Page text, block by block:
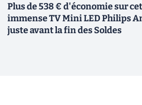
Plus de 538 € d'économie sur
immense TV Mini LED Philips
juste avant la fin des Soldes